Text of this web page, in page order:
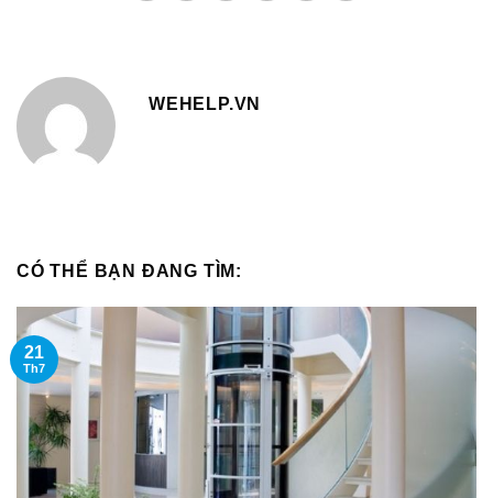
WEHELP.VN
CÓ THỂ BẠN ĐANG TÌM:
21
Th7